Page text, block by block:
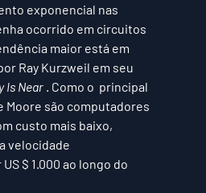
exponencial nas
ocorrido em circuitos
maior está em
Ray Kurzweil em seu
Is Near . Como o  principal
Moore são computadores
custo mais baixo,
velocidade
$ 1.000 ao longo do